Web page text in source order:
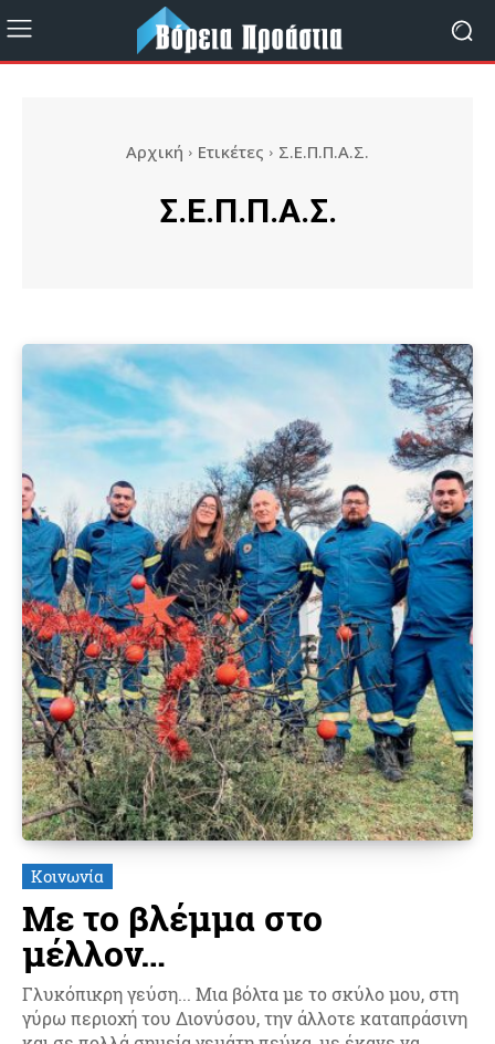
Αρχική Ετικέτες Σ.Ε.Π.Π.Α.Σ.
Σ.Ε.Π.Π.Α.Σ.
Κοινωνία
Με το βλέμμα στο
μέλλον…
Γλυκόπικρη γεύση... Μια βόλτα με το σκύλο μου, στη
γύρω περιοχή του Διονύσου, την άλλοτε καταπράσινη